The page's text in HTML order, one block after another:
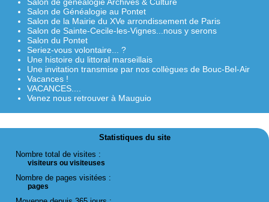
Salon de Généalogie au Pontet
Salon de la Mairie du XVe arrondissement de Paris
Salon de Sainte-Cecile-les-Vignes...nous y serons
Salon du Pontet
Seriez-vous volontaire... ?
Une histoire du littoral marseillais
Une invitation transmise par nos collègues de Bouc-Bel-Air
Vacances !
VACANCES....
Venez nous retrouver à Mauguio
Statistiques du site
Nombre total de visites :
visiteurs ou visiteuses
Nombre de pages visitées :
pages